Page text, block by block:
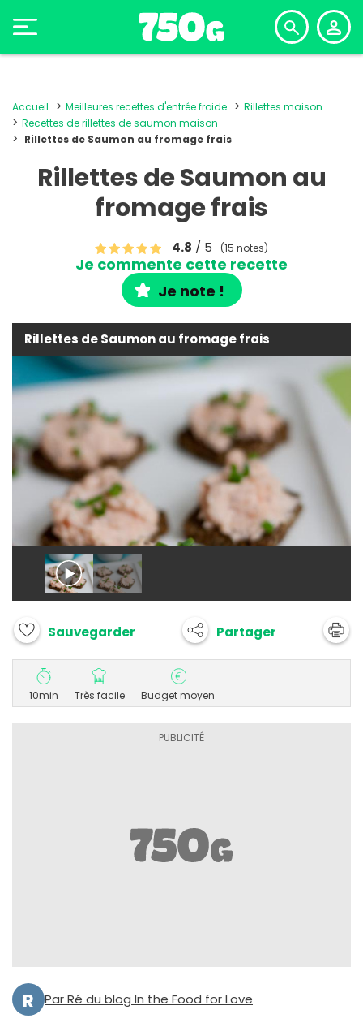
Accueil Meilleures recettes d'entrée froide
Rillettes maison
Recettes de rillettes de saumon maison
Rillettes de Saumon au fromage frais
Rillettes de Saumon au
fromage frais
4.8 / 5 (15 notes)
Je commente cette recette
Je note !
Rillettes de Saumon au fromage frais
Sauvegarder Partager
10min Très facile Budget moyen
R Par Ré du blog In the Food for Love